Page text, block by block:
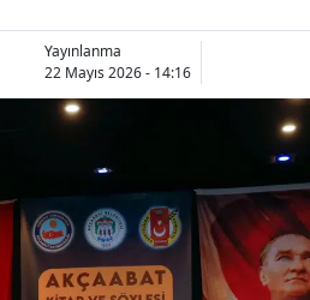
Yayınlanma
22 Mayıs 2026 - 14:16